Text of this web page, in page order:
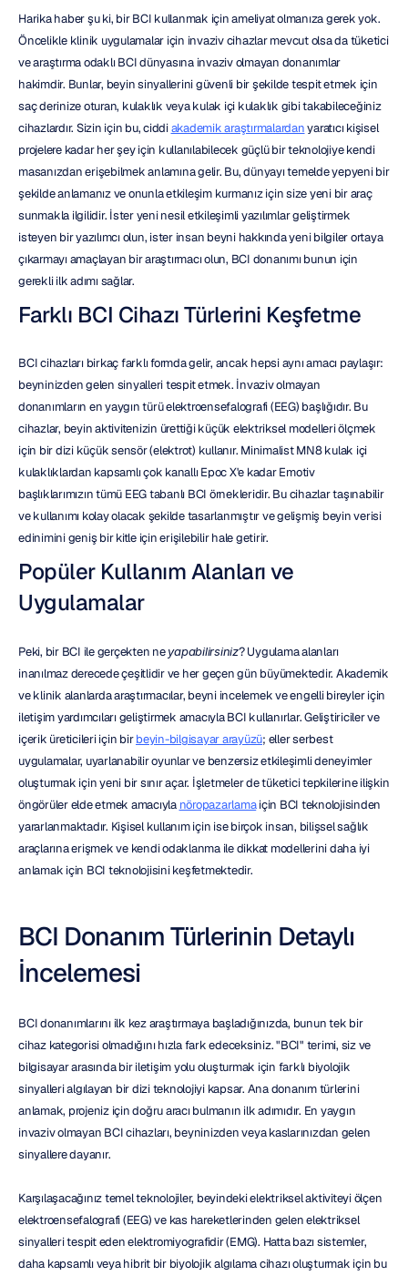
Harika haber şu ki, bir BCI kullanmak için ameliyat olmanıza gerek yok.
Öncelikle klinik uygulamalar için invaziv cihazlar mevcut olsa da tüketici
ve araştırma odaklı BCI dünyasına invaziv olmayan donanımlar
hakimdir. Bunlar, beyin sinyallerini güvenli bir şekilde tespit etmek için
saç derinize oturan, kulaklık veya kulak içi kulaklık gibi takabileceğiniz
cihazlardır. Sizin için bu, ciddi akademik araştırmalardan yaratıcı kişisel
projelere kadar her şey için kullanılabilecek güçlü bir teknolojiye kendi
masanızdan erişebilmek anlamına gelir. Bu, dünyayı temelde yepyeni bir
şekilde anlamanız ve onunla etkileşim kurmanız için size yeni bir araç
sunmakla ilgilidir. İster yeni nesil etkileşimli yazılımlar geliştirmek
isteyen bir yazılımcı olun, ister insan beyni hakkında yeni bilgiler ortaya
çıkarmayı amaçlayan bir araştırmacı olun, BCI donanımı bunun için
gerekli ilk adımı sağlar.
Farklı BCI Cihazı Türlerini Keşfetme
BCI cihazları birkaç farklı formda gelir, ancak hepsi aynı amacı paylaşır:
beyninizden gelen sinyalleri tespit etmek. İnvaziv olmayan
donanımların en yaygın türü elektroensefalografi (EEG) başlığıdır. Bu
cihazlar, beyin aktivitenizin ürettiği küçük elektriksel modelleri ölçmek
için bir dizi küçük sensör (elektrot) kullanır. Minimalist MN8 kulak içi
kulaklıklardan kapsamlı çok kanallı Epoc X'e kadar Emotiv
başlıklarımızın tümü EEG tabanlı BCI örnekleridir. Bu cihazlar taşınabilir
ve kullanımı kolay olacak şekilde tasarlanmıştır ve gelişmiş beyin verisi
edinimini geniş bir kitle için erişilebilir hale getirir.
Popüler Kullanım Alanları ve
Uygulamalar
Peki, bir BCI ile gerçekten ne yapabilirsiniz? Uygulama alanları
inanılmaz derecede çeşitlidir ve her geçen gün büyümektedir. Akademik
ve klinik alanlarda araştırmacılar, beyni incelemek ve engelli bireyler için
iletişim yardımcıları geliştirmek amacıyla BCI kullanırlar. Geliştiriciler ve
içerik üreticileri için bir beyin-bilgisayar arayüzü; eller serbest
uygulamalar, uyarlanabilir oyunlar ve benzersiz etkileşimli deneyimler
oluşturmak için yeni bir sınır açar. İşletmeler de tüketici tepkilerine ilişkin
öngörüler elde etmek amacıyla nöropazarlama için BCI teknolojisinden
yararlanmaktadır. Kişisel kullanım için ise birçok insan, bilişsel sağlık
araçlarına erişmek ve kendi odaklanma ile dikkat modellerini daha iyi
anlamak için BCI teknolojisini keşfetmektedir.
BCI Donanım Türlerinin Detaylı
İncelemesi
BCI donanımlarını ilk kez araştırmaya başladığınızda, bunun tek bir
cihaz kategorisi olmadığını hızla fark edeceksiniz. "BCI" terimi, siz ve
bilgisayar arasında bir iletişim yolu oluşturmak için farklı biyolojik
sinyalleri algılayan bir dizi teknolojiyi kapsar. Ana donanım türlerini
anlamak, projeniz için doğru aracı bulmanın ilk adımıdır. En yaygın
invaziv olmayan BCI cihazları, beyninizden veya kaslarınızdan gelen
sinyallere dayanır.
Karşılaşacağınız temel teknolojiler, beyindeki elektriksel aktiviteyi ölçen
elektroensefalografi (EEG) ve kas hareketlerinden gelen elektriksel
sinyalleri tespit eden elektromiyografidir (EMG). Hatta bazı sistemler,
daha kapsamlı veya hibrit bir biyolojik algılama cihazı oluşturmak için bu